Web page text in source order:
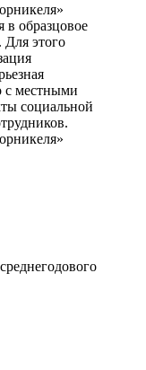
в образцовое
Для этого
с местными
социальной